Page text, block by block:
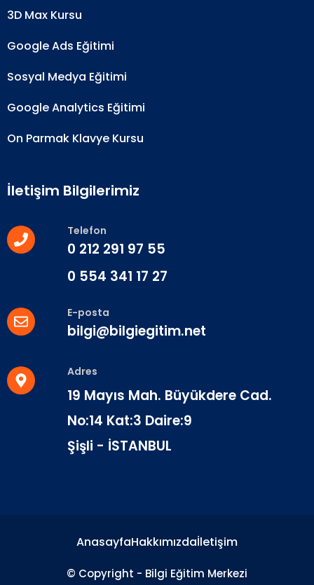
3D Max Kursu
Google Ads Eğitimi
Sosyal Medya Eğitimi
Google Analytics Eğitimi
On Parmak Klavye Kursu
İletişim Bilgilerimiz
Telefon
0 212 291 97 55
0 554 341 17 27
E-posta
bilgi@bilgiegitim.net
Adres
19 Mayıs Mah. Büyükdere Cad.
No:14 Kat:3 Daire:9
Şişli - İSTANBUL
© Copyright - Bilgi Eğitim Merkezi
AnasayfaHakkımızdaİletişim